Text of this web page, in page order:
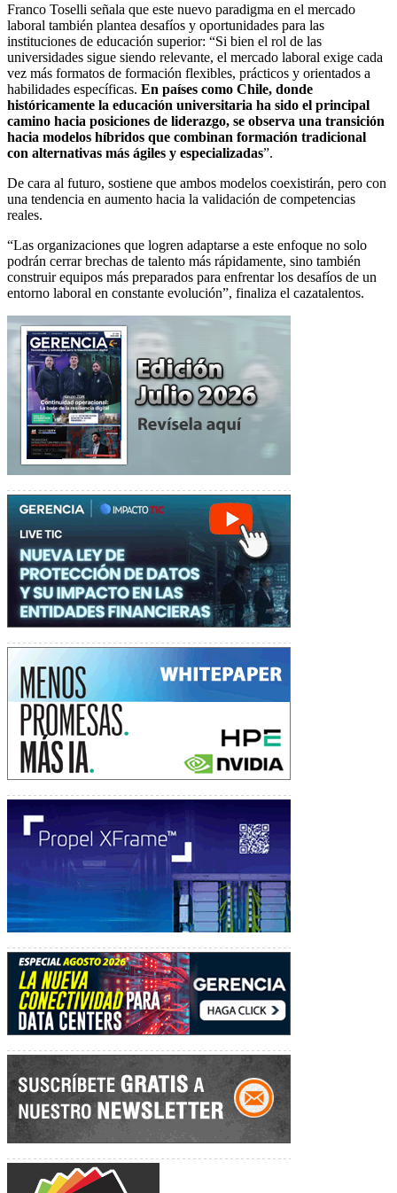
Franco Toselli señala que este nuevo paradigma en el mercado
laboral también plantea desafíos y oportunidades para las
instituciones de educación superior: “Si bien el rol de las
universidades sigue siendo relevante, el mercado laboral exige cada
vez más formatos de formación flexibles, prácticos y orientados a
habilidades específicas. En países como Chile, donde
históricamente la educación universitaria ha sido el principal
camino hacia posiciones de liderazgo, se observa una transición
hacia modelos híbridos que combinan formación tradicional
con alternativas más ágiles y especializadas”.
De cara al futuro, sostiene que ambos modelos coexistirán, pero con
una tendencia en aumento hacia la validación de competencias
reales.
“Las organizaciones que logren adaptarse a este enfoque no solo
podrán cerrar brechas de talento más rápidamente, sino también
construir equipos más preparados para enfrentar los desafíos de un
entorno laboral en constante evolución”, finaliza el cazatalentos.